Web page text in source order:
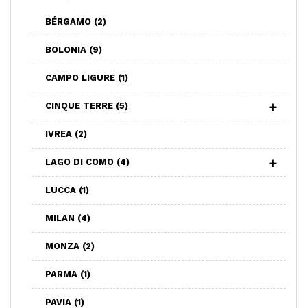
BÉRGAMO (2)
BOLONIA (9)
CAMPO LIGURE (1)
CINQUE TERRE (5)
IVREA (2)
LAGO DI COMO (4)
LUCCA (1)
MILAN (4)
MONZA (2)
PARMA (1)
PAVIA (1)